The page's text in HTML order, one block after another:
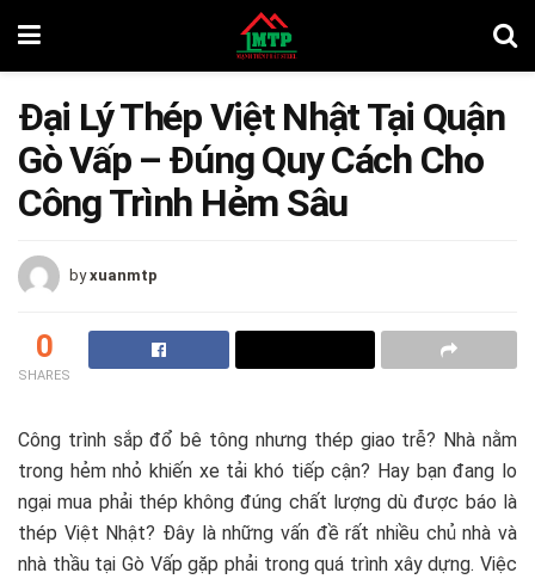
Đại Lý Thép Việt Nhật Tại Quận
Gò Vấp – Đúng Quy Cách Cho
Công Trình Hẻm Sâu
by xuanmtp
0
SHARES
Công trình sắp đổ bê tông nhưng thép giao trễ? Nhà nằm
trong hẻm nhỏ khiến xe tải khó tiếp cận? Hay bạn đang lo
ngại mua phải thép không đúng chất lượng dù được báo là
thép Việt Nhật? Đây là những vấn đề rất nhiều chủ nhà và
nhà thầu tại Gò Vấp gặp phải trong quá trình xây dựng. Việc